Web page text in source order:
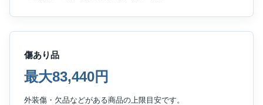
傷あり品
最大83,440円
外装傷・欠品などがある商品の上限目安です。